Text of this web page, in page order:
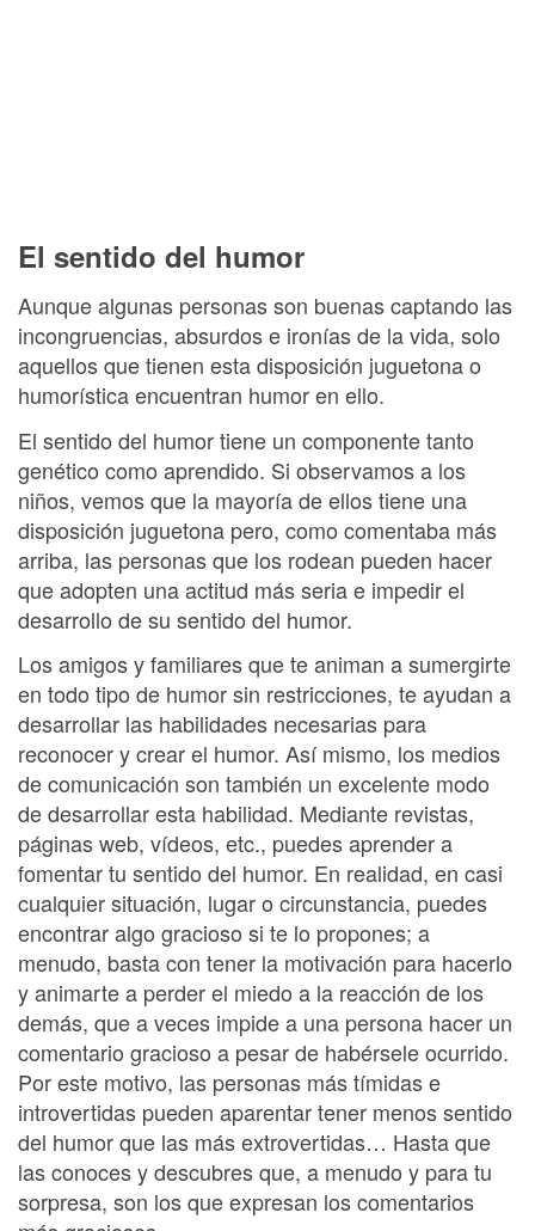
El sentido del humor
Aunque algunas personas son buenas captando las
incongruencias, absurdos e ironías de la vida, solo
aquellos que tienen esta disposición juguetona o
humorística encuentran humor en ello.
El sentido del humor tiene un componente tanto
genético como aprendido. Si observamos a los
niños, vemos que la mayoría de ellos tiene una
disposición juguetona pero, como comentaba más
arriba, las personas que los rodean pueden hacer
que adopten una actitud más seria e impedir el
desarrollo de su sentido del humor.
Los amigos y familiares que te animan a sumergirte
en todo tipo de humor sin restricciones, te ayudan a
desarrollar las habilidades necesarias para
reconocer y crear el humor. Así mismo, los medios
de comunicación son también un excelente modo
de desarrollar esta habilidad. Mediante revistas,
páginas web, vídeos, etc., puedes aprender a
fomentar tu sentido del humor. En realidad, en casi
cualquier situación, lugar o circunstancia, puedes
encontrar algo gracioso si te lo propones; a
menudo, basta con tener la motivación para hacerlo
y animarte a perder el miedo a la reacción de los
demás, que a veces impide a una persona hacer un
comentario gracioso a pesar de habérsele ocurrido.
Por este motivo, las personas más tímidas e
introvertidas pueden aparentar tener menos sentido
del humor que las más extrovertidas… Hasta que
las conoces y descubres que, a menudo y para tu
sorpresa, son los que expresan los comentarios